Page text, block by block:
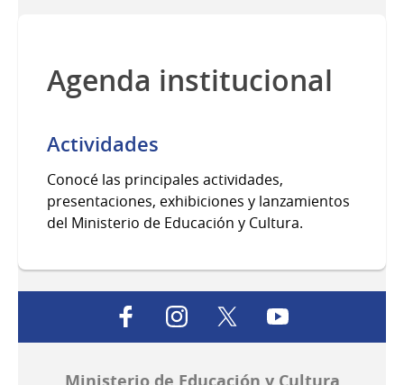
Agenda institucional
Actividades
Conocé las principales actividades,
presentaciones, exhibiciones y lanzamientos
del Ministerio de Educación y Cultura.
facebook instagramtwitter